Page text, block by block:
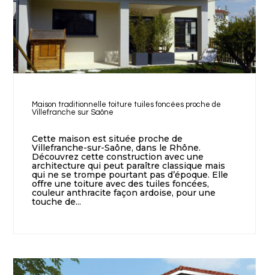
Maison traditionnelle toiture tuiles foncées proche de
Villefranche sur Saône
Cette maison est située proche de
Villefranche-sur-Saône, dans le Rhône.
Découvrez cette construction avec une
architecture qui peut paraître classique mais
qui ne se trompe pourtant pas d’époque. Elle
offre une toiture avec des tuiles foncées,
couleur anthracite façon ardoise, pour une
touche de...